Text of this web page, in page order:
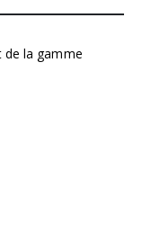
la gamme